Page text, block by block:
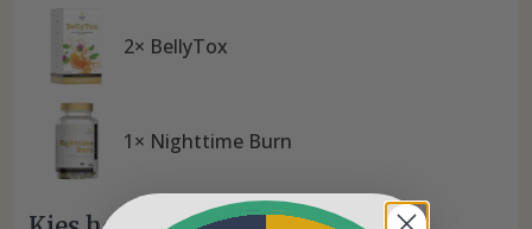
2× BellyTox
1× Nighttime Burn